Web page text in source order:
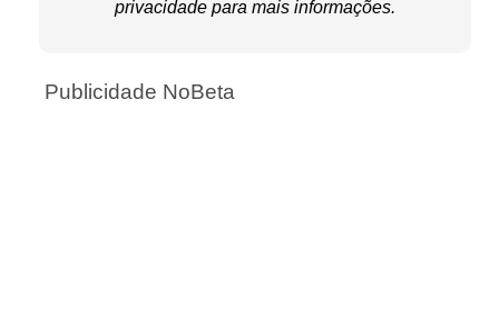
privacidade para mais informações.
Publicidade NoBeta